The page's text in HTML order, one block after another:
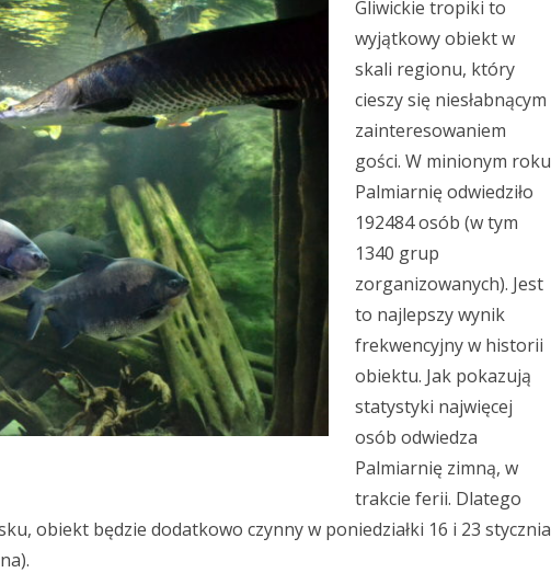
Gliwickie tropiki to
wyjątkowy obiekt w
skali regionu, który
cieszy się niesłabnącym
zainteresowaniem
gości. W minionym roku
Palmiarnię odwiedziło
192484 osób (w tym
1340 grup
zorganizowanych). Jest
to najlepszy wynik
frekwencyjny w historii
obiektu. Jak pokazują
statystyki najwięcej
osób odwiedza
Palmiarnię zimną, w
trakcie ferii. Dlatego
obiekt będzie dodatkowo czynny w poniedziałki 16 i 23 stycznia